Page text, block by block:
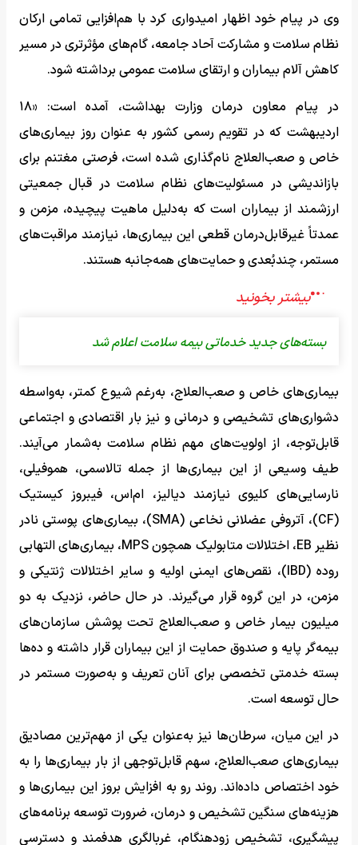
وی در پیام خود اظهار امیدواری کرد با هم‌افزایی تمامی ارکان
نظام سلامت و مشارکت آحاد جامعه، گام‌های مؤثرتری در مسیر
کاهش آلام بیماران و ارتقای سلامت عمومی برداشته شود.
در پیام معاون درمان وزارت بهداشت، آمده است: «۱۸
اردیبهشت‌ که در تقویم رسمی کشور به‌ عنوان روز بیماری‌های
خاص و صعب‌العلاج نام‌گذاری شده است، فرصتی مغتنم برای
بازاندیشی در مسئولیت‌های نظام سلامت در قبال جمعیتی
ارزشمند از بیماران است که به‌دلیل ماهیت پیچیده، مزمن و
عمدتاً غیرقابل‌درمان قطعی این بیماری‌ها، نیازمند مراقبت‌های
مستمر، چندبُعدی و حمایت‌های همه‌جانبه هستند.
بسته‌های جدید خدماتی بیمه سلامت اعلام شد
بیماری‌های خاص و صعب‌العلاج، به‌رغم شیوع کمتر، به‌واسطه
دشواری‌های تشخیصی و درمانی و نیز بار اقتصادی و اجتماعی
قابل‌توجه، از اولویت‌های مهم نظام سلامت به‌شمار می‌آیند.
طیف وسیعی از این بیماری‌ها از جمله تالاسمی، هموفیلی،
نارسایی‌های کلیوی نیازمند دیالیز، ام‌اس، فیبروز کیستیک
(CF)، آتروفی عضلانی نخاعی (SMA)، بیماری‌های پوستی نادر
نظیر EB، اختلالات متابولیک همچون MPS، بیماری‌های التهابی
روده (IBD)، نقص‌های ایمنی اولیه و سایر اختلالات ژنتیکی و
مزمن، در این گروه قرار می‌گیرند. در حال حاضر، نزدیک به دو
میلیون بیمار خاص و صعب‌العلاج تحت پوشش سازمان‌های
بیمه‌گر پایه و صندوق حمایت از این بیماران قرار داشته و ده‌ها
بسته خدمتی تخصصی برای آنان تعریف و به‌صورت مستمر در
حال توسعه است.
در این میان، سرطان‌ها نیز به‌عنوان یکی از مهم‌ترین مصادیق
بیماری‌های صعب‌العلاج، سهم قابل‌توجهی از بار بیماری‌ها را به
خود اختصاص داده‌اند. روند رو به افزایش بروز این بیماری‌ها و
هزینه‌های سنگین تشخیص و درمان، ضرورت توسعه برنامه‌های
پیشگیری، تشخیص زودهنگام، غربالگری هدفمند و دسترسی